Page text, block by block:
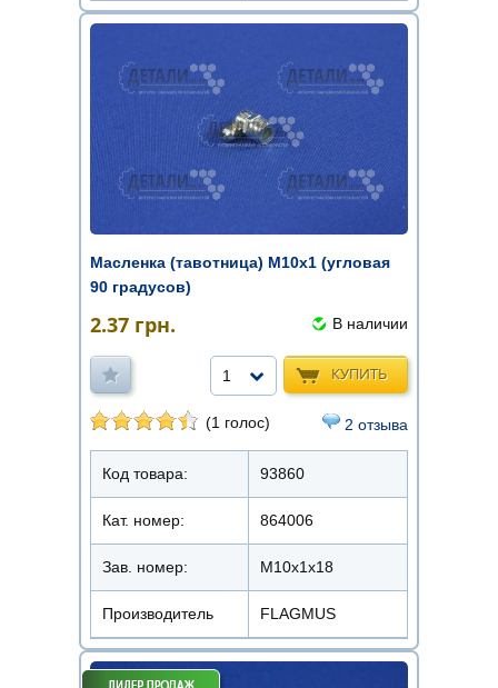
Масленка (тавотница) М10х1 (угловая
90 градусов)
2.37 грн. В наличии
КУПИТЬ
1
(1 голос) 2 отзыва
Код товара: 93860
Кат. номер: 864006
Зав. номер: М10х1х18
Производитель FLAGMUS